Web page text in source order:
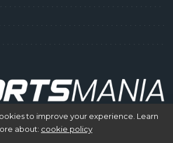
to improve your experience. Learn
about: cookie policy